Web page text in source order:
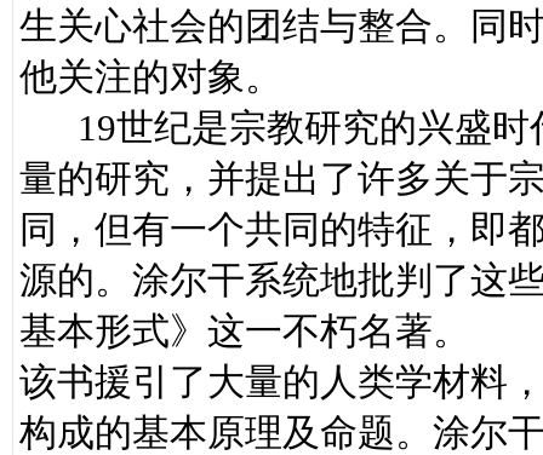
生关心社会的团结与整合。同
他关注的对象。
19世纪是宗教研究的兴盛时
量的研究，并提出了许多关于
同，但有一个共同的特征，即
源的。涂尔干系统地批判了这
基本形式》这一不朽名著。
该书援引了大量的人类学材料
构成的基本原理及命题。涂尔